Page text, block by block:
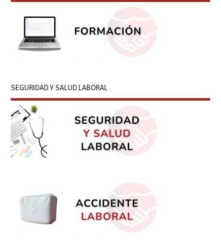
SEGURIDAD Y SALUD LABORAL